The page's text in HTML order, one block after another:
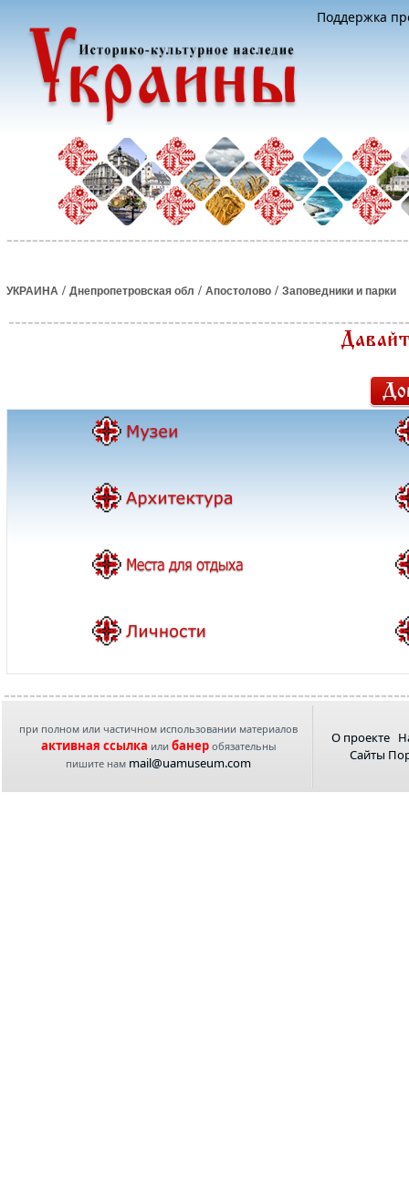
Поддержка
УКРАИНА / Днепропетровская обл / Апостолово / Заповедники и парки
при полном или частичном использовании материалов
активная ссылка или банеробязательны
пишите нам mail@uamuseum.com
О проекте
Сайты